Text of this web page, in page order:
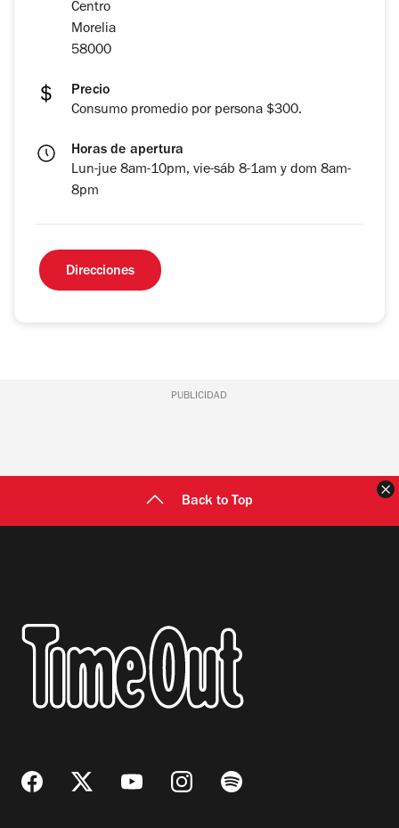
Centro
Morelia
58000
Precio
Consumo promedio por persona $300.
Horas de apertura
Lun-jue 8am-10pm, vie-sáb 8-1am y dom 8am-
8pm
Direcciones
PUBLICIDAD
Back to Top